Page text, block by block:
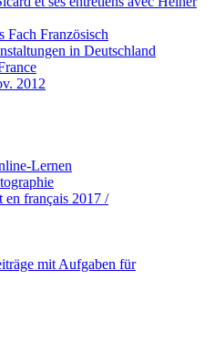
Fach Französisch
in Deutschland
2012
Lernen
en français 2017 /
mit Aufgaben für